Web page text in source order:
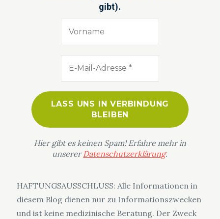
gibt).
Hier gibt es keinen Spam! Erfahre mehr in
unsererDatenschutzerklärung.
HAFTUNGSAUSSCHLUSS: Alle Informationen in
diesem Blog dienen nur zu Informationszwecken
und ist keine medizinische Beratung. Der Zweck